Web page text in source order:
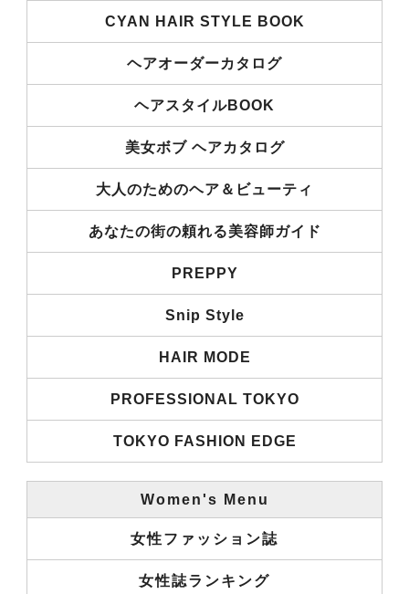
CYAN HAIR STYLE BOOK
ヘアオーダーカタログ
ヘアスタイルBOOK
美女ボブ ヘアカタログ
大人のためのヘア＆ビューティ
あなたの街の頼れる美容師ガイド
PREPPY
Snip Style
HAIR MODE
PROFESSIONAL TOKYO
TOKYO FASHION EDGE
Women's Menu
女性ファッション誌
女性誌ランキング